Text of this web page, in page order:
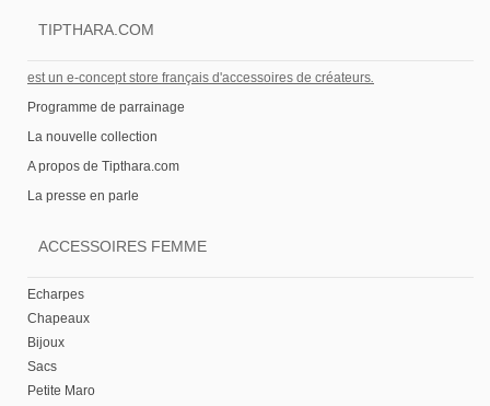
TIPTHARA.COM
est un e-concept store français d'accessoires de créateurs.
Programme de parrainage
La nouvelle collection
A propos de Tipthara.com
La presse en parle
ACCESSOIRES FEMME
Echarpes
Chapeaux
Bijoux
Sacs
Petite Maro